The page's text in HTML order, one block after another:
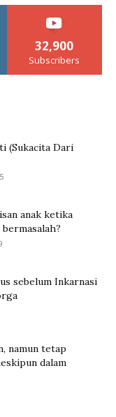
32,900
Subscribers
(Sukacita Dari
anak ketika
sebelum Inkarnasi
namun tetap
dalam